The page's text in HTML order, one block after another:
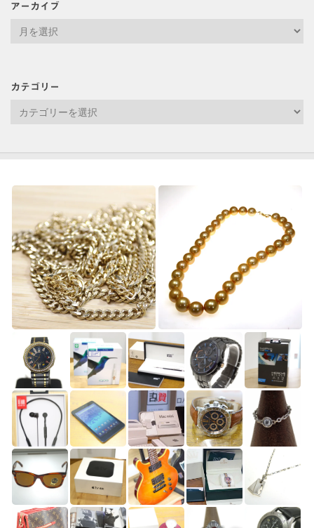
アーカイブ
ブ
カテゴリー
リ